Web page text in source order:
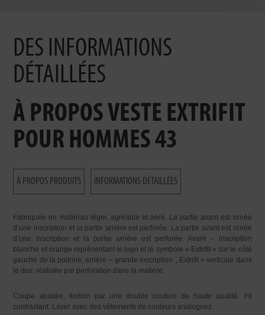
DES INFORMATIONS
DÉTAILLÉES
À PROPOS VESTE EXTRIFIT
POUR HOMMES 43
À PROPOS PRODUITS INFORMATIONS DÉTAILLÉES
Fabriquée en matériau léger, agréable et aéré. La partie avant est ornée
d’une inscription et la partie arrière est perforée. La partie avant est ornée
d’une inscription et la partie arrière est perforée. Avant – inscription
blanche et orange représentant le logo et le symbole « Extrifit » sur le côté
gauche de la poitrine, arrière – grande inscription „ Extrifit » verticale dans
le dos, réalisée par perforation dans la matière.
Coupe ajustée, finition par une double couture de haute qualité. Fil
contrastant. Laver avec des vêtements de couleurs analogues.